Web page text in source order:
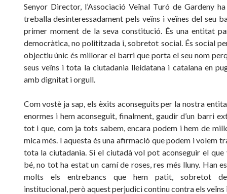
Senyor Director, l’Associació Veïnal Turó de Gardeny
treballa desinteressadament pels veïns i veïnes del seu
primer moment de la seva constitució. És una entitat
democràtica, no polititzada i, sobretot social. És social
objectiu únic és millorar el barri que porta el seu nom
seus veïns i tota la ciutadania lleidatana i catalana en
amb dignitat i orgull.
Com vostè ja sap, els èxits aconseguits per la nostra
enormes i hem aconseguit, finalment, gaudir d’un barri
tot i que, com ja tots sabem, encara podem i hem de
mica més. I aquesta és una afirmació que podem i volem
tota la ciutadania. Si el ciutadà vol pot aconseguir el que
bé, no tot ha estat un camí de roses, res més lluny. Han
molts els entrebancs que hem patit, sobretot
institucional, però aquest perjudici continu contra els veïns